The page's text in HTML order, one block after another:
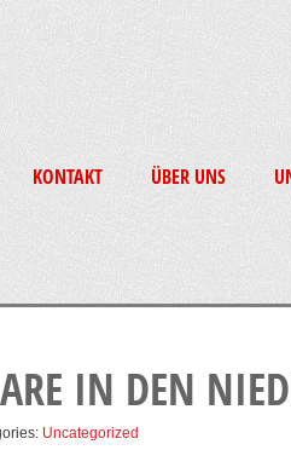
KONTAKT ÜBER UNS
IN DEN
Uncategorized